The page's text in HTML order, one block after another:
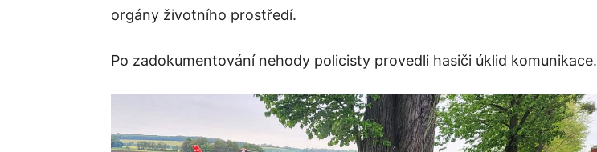
orgány životního prostředí.
Po zadokumentování nehody policisty provedli hasiči úklid komunikace.